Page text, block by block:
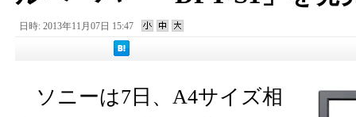
日時: 2013年11月07日 15:47
ソニーは7日、A4サイズ相